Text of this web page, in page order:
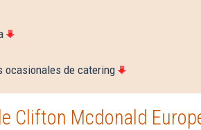
ocasionales de catering
Clifton Mcdonald